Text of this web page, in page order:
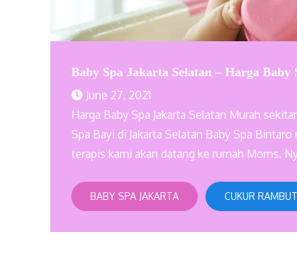
Baby Spa Jakarta Selatan – Harga Baby
June 27, 2021
Harga Baby Spa Jakarta Selatan Murah
Spa Bayi di Jakarta Selatan Baby Spa
terapis kami akan datang ke rumah Moms.
BABY SPA JAKARTA CUKUR